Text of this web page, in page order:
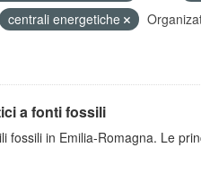
centrali energetiche
a fonti fossili
fossili in Emilia-Romagna. Le